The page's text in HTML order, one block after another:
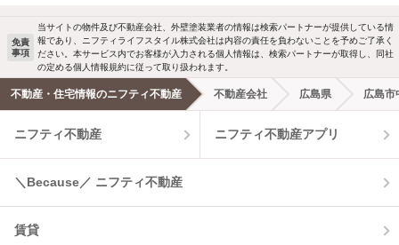
免責
事項
当サイトの物件及び不動産会社、外壁塗装業者の情報は検索パートナーが提供している情
報であり、ニフティライフスタイル株式会社は内容の責任を負わないことを予めご了承く
ださい。本サービス内でお客様が入力される個人情報は、検索パートナーが取得し、同社
の定める個人情報規約に従って取り扱われます。
不動産・住宅情報のニフティ不動産 不動産会社 広島県 広島市
ニフティ不動産 ニフティ不動産アプリ
＼Because／ ニフティ不動産
賃貸